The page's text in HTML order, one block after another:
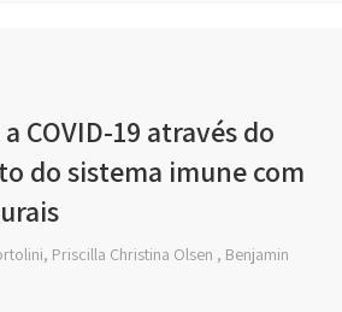
COVID-19 através do
do sistema imune com
Priscilla Christina Olsen , Benjamin